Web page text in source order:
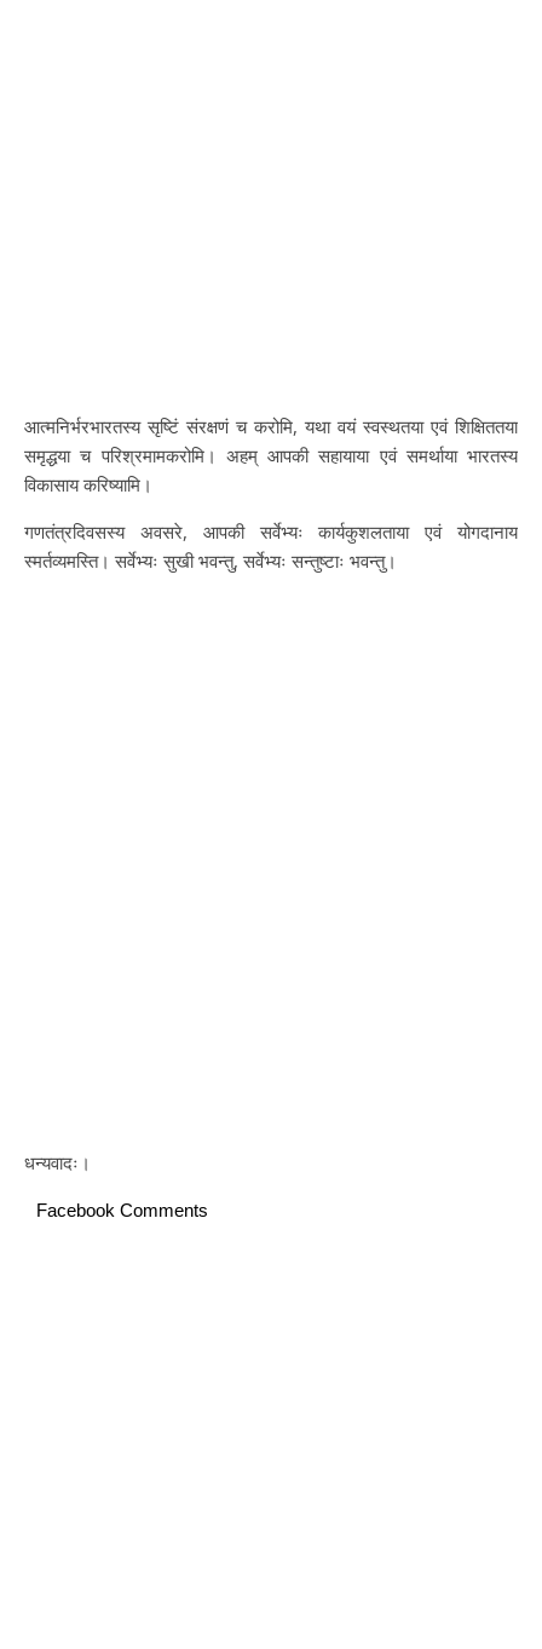
आत्मनिर्भरभारतस्य सृष्टिं संरक्षणं च करोमि, यथा वयं स्वस्थतया एवं शिक्षिततया
समृद्धया च परिश्रमामकरोमि। अहम् आपकी सहायाया एवं समर्थाया भारतस्य
विकासाय करिष्यामि।
गणतंत्रदिवसस्य अवसरे, आपकी सर्वेभ्यः कार्यकुशलताया एवं योगदानाय
स्मर्तव्यमस्ति। सर्वेभ्यः सुखी भवन्तु, सर्वेभ्यः सन्तुष्टाः भवन्तु।
धन्यवादः।
Facebook Comments